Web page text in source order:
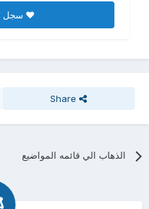
♥ سجل
Share
الذهاب الي قائمه المواضيع